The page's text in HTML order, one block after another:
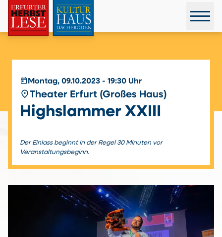
today Montag, 09.10.2023 - 19:30 Uhr
placeTheater Erfurt (Großes Haus)
Highslammer XXIII
Der Einlass beginnt in der Regel 30 Minuten vor
Veranstaltungsbeginn.